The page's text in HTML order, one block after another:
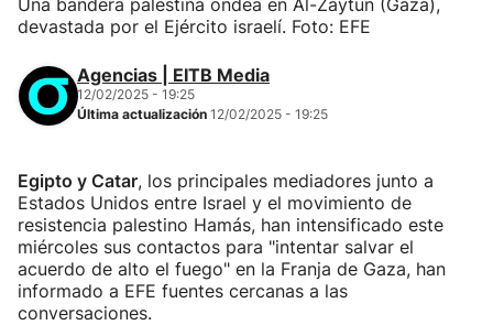
Una bandera palestina ondea en Al-Zaytun (Gaza),
devastada por el Ejército israelí. Foto: EFE
Agencias | EITB Media
12/02/2025 - 19:25
Última actualización 12/02/2025 - 19:25
Egipto y Catar, los principales mediadores junto a
Estados Unidos entre Israel y el movimiento de
resistencia palestino Hamás, han intensificado este
miércoles sus contactos para "intentar salvar el
acuerdo de alto el fuego" en la Franja de Gaza, han
informado a EFE fuentes cercanas a las
conversaciones.